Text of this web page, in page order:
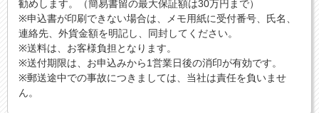
勧めします。（簡易書留の最大保証額は30万円まで）
※申込書が印刷できない場合は、メモ用紙に受付番号、氏名、
連絡先、外貨金額を明記し、同封してください。
※送料は、お客様負担となります。
※送付期限は、お申込みから1営業日後の消印が有効です。
※郵送途中での事故につきましては、当社は責任を負いませ
ん。